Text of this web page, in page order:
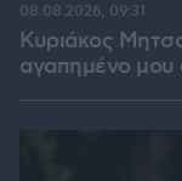
Κυριάκος
αγαπημένο μου
08.08.2026, 09:31